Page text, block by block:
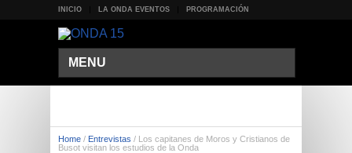
INICIO LA ONDA EVENTOS PROGRAMACIÓN
MENU
Home / Entrevistas / Los capitanes de Moros y Cristianos de
Busot visitan los estudios de la Onda